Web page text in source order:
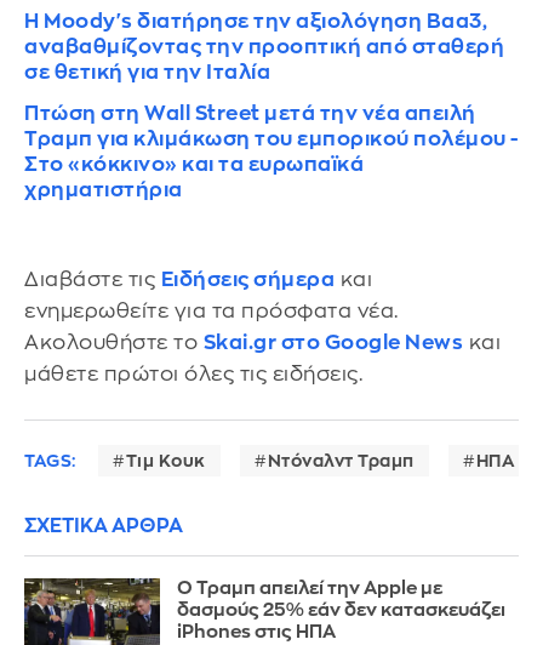
Η Moody's διατήρησε την αξιολόγηση Baa3,
αναβαθμίζοντας την προοπτική από σταθερή
σε θετική για την Ιταλία
Πτώση στη Wall Street μετά την νέα απειλή
Τραμπ για κλιμάκωση του εμπορικού πολέμου -
Στο «κόκκινο» και τα ευρωπαϊκά
χρηματιστήρια
Διαβάστε τις Ειδήσεις σήμερα και
ενημερωθείτε για τα πρόσφατα νέα.
Ακολουθήστε το Skai.gr στο Google News και
μάθετε πρώτοι όλες τις ειδήσεις.
TAGS: Τιμ Κουκ Ντόναλντ Τραμπ ΗΠΑ
ΣΧΕΤΙΚΑ ΑΡΘΡΑ
Ο Τραμπ απειλεί την Apple με
δασμούς 25% εάν δεν κατασκευάζει
iPhones στις ΗΠΑ